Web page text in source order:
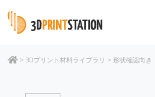
> 3Dプリント材料ライブラリ > 形状確認向き